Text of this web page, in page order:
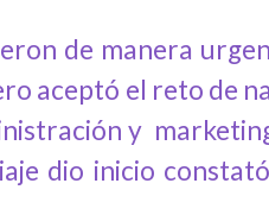
de manera
aceptó el reto de
y
dio inicio